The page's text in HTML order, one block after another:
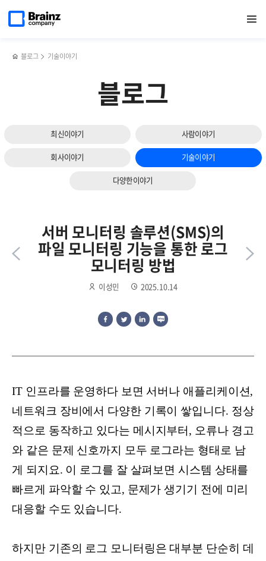
열기
페이지로
블로그 기술이야기
블로그
최신이야기 사람이야기
회사이야기 기술이야기
다양한이야기
(Zenius)
특화된
서버 모니터링 솔루션(SMS)의
파일 모니터링 기능을 통한 로그
모니터링 방법
이성민 2025.10.14
대규모 로그 수집 환경에서 더 적합한 선택은?!
IT 인프라를 운영하다 보면 서버나 애플리케이션,
네트워크 장비에서 다양한 기록이 쌓입니다. 정상
적으로 동작하고 있다는 메시지부터, 오류나 경고
와 같은 문제 신호까지 모두 로그라는 형태로 남
게 되지요. 이 로그를 잘 살펴보면 시스템 상태를
빠르게 파악할 수 있고, 문제가 생기기 전에 미리
대응할 수도 있습니다.
하지만 기존의 로그 모니터링은 대부분 단순히 데
다음
슬라이드